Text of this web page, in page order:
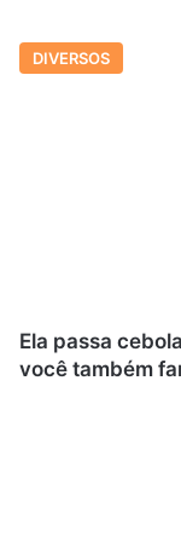
DIVERSOS
Ela passa
você também